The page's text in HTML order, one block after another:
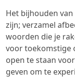
Het bijhouden
zijn; verzamel
woorden die je
voor toekomstige
open te staan
geven om te